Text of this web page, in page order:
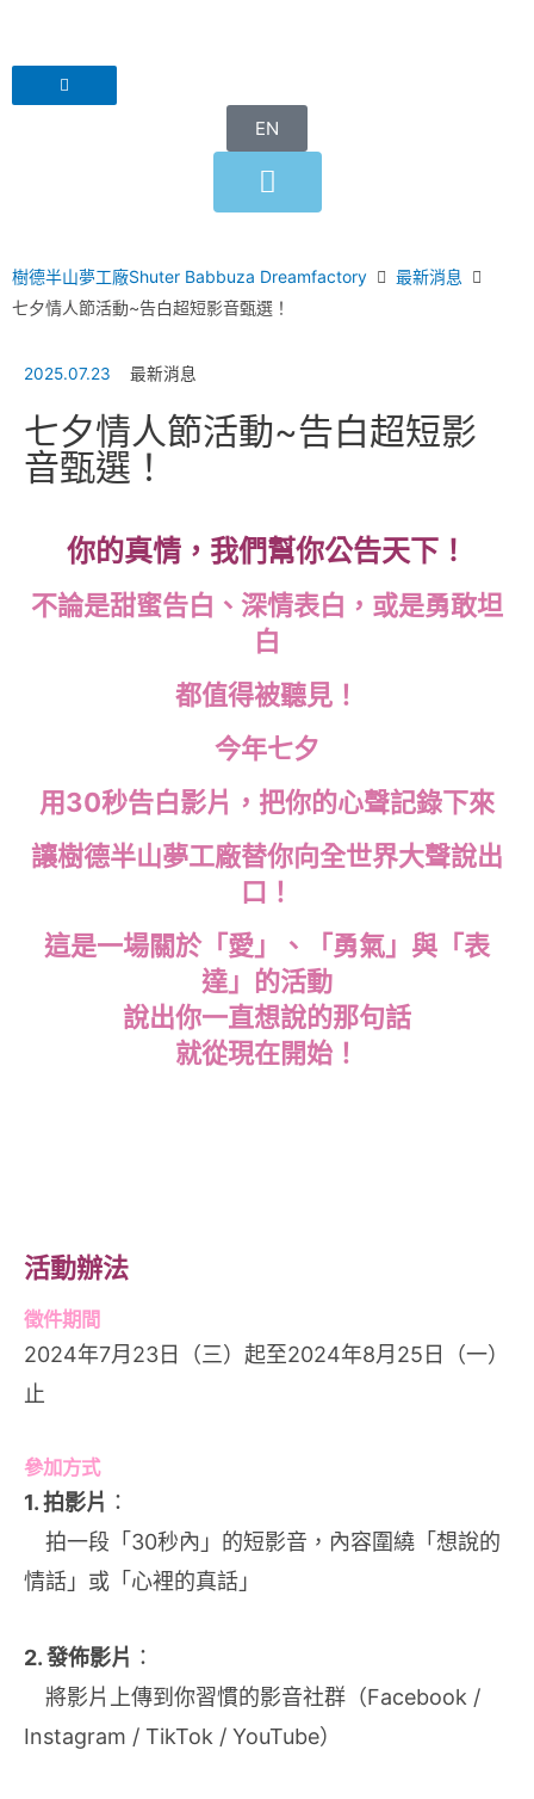
EN
樹德半山夢工廠Shuter Babbuza Dreamfactory
最新消息
七夕情人節活動~告白超短影音甄選！
2025.07.23 最新消息
七夕情人節活動~告白超短影
音甄選！
你的真情，我們幫你公告天下！
不論是甜蜜告白、深情表白，或是勇敢坦
白
都值得被聽見！
今年七夕
用30秒告白影片，把你的心聲記錄下來
讓樹德半山夢工廠替你向全世界大聲說出
口！
這是一場關於「愛」、「勇氣」與「表
達」的活動
說出你一直想說的那句話
就從現在開始！
活動辦法
徵件期間
2024年7月23日（三）起至2024年8月25日（一）
止
參加方式
1. 拍影片 ：
拍一段「30秒內」的短影音，內容圍繞「想說的
情話」或「心裡的真話」
2. 發佈影片 ：
將影片上傳到你習慣的影音社群（Facebook /
Instagram / TikTok / YouTube）